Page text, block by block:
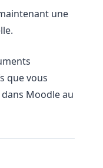
une
que vous
Moodle au